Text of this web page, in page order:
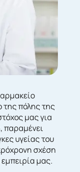
της πόλης της
μας για
παραμένει
υγείας του
σχέση
μας.